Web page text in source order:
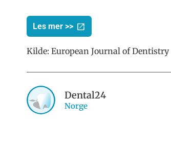
Les mer >>
Kilde: European Journal of Dentistry
Dental24
Norge